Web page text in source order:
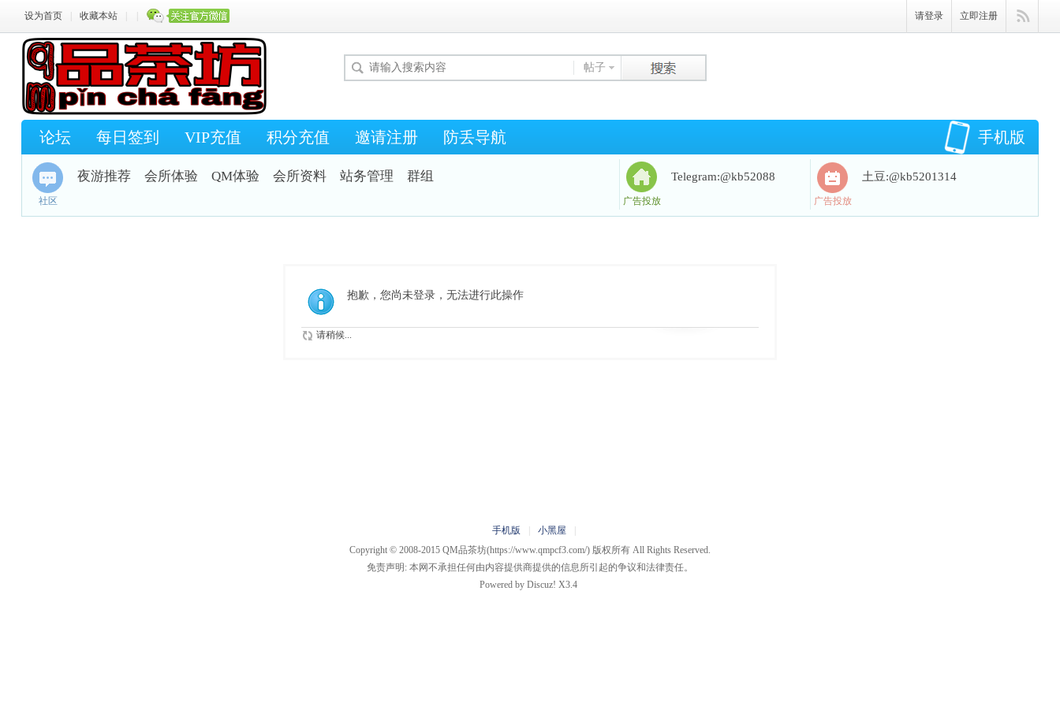
设为首页 收藏本站 请登录 立即注册
帖子
手机版
论坛 每日签到 VIP充值 积分充值 邀请注册 防丢导航
社区
夜游推荐 会所体验 QM体验 会所资料 站务管理 群组 土豆:@kb5201314
广告投放
Telegram:@kb52088
广告投放
抱歉，您尚未登录，无法进行此操作
请稍候...
手机版 小黑屋
Copyright © 2008-2015 QM品茶坊(https://www.qmpcf3.com/) 版权所有 All Rights Reserved.
免责声明: 本网不承担任何由内容提供商提供的信息所引起的争议和法律责任。
Powered byDiscuz! X3.4